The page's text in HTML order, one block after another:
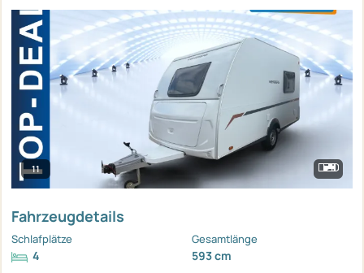
11
Fahrzeugdetails
Schlafplätze
4
Gesamtlänge
593 cm